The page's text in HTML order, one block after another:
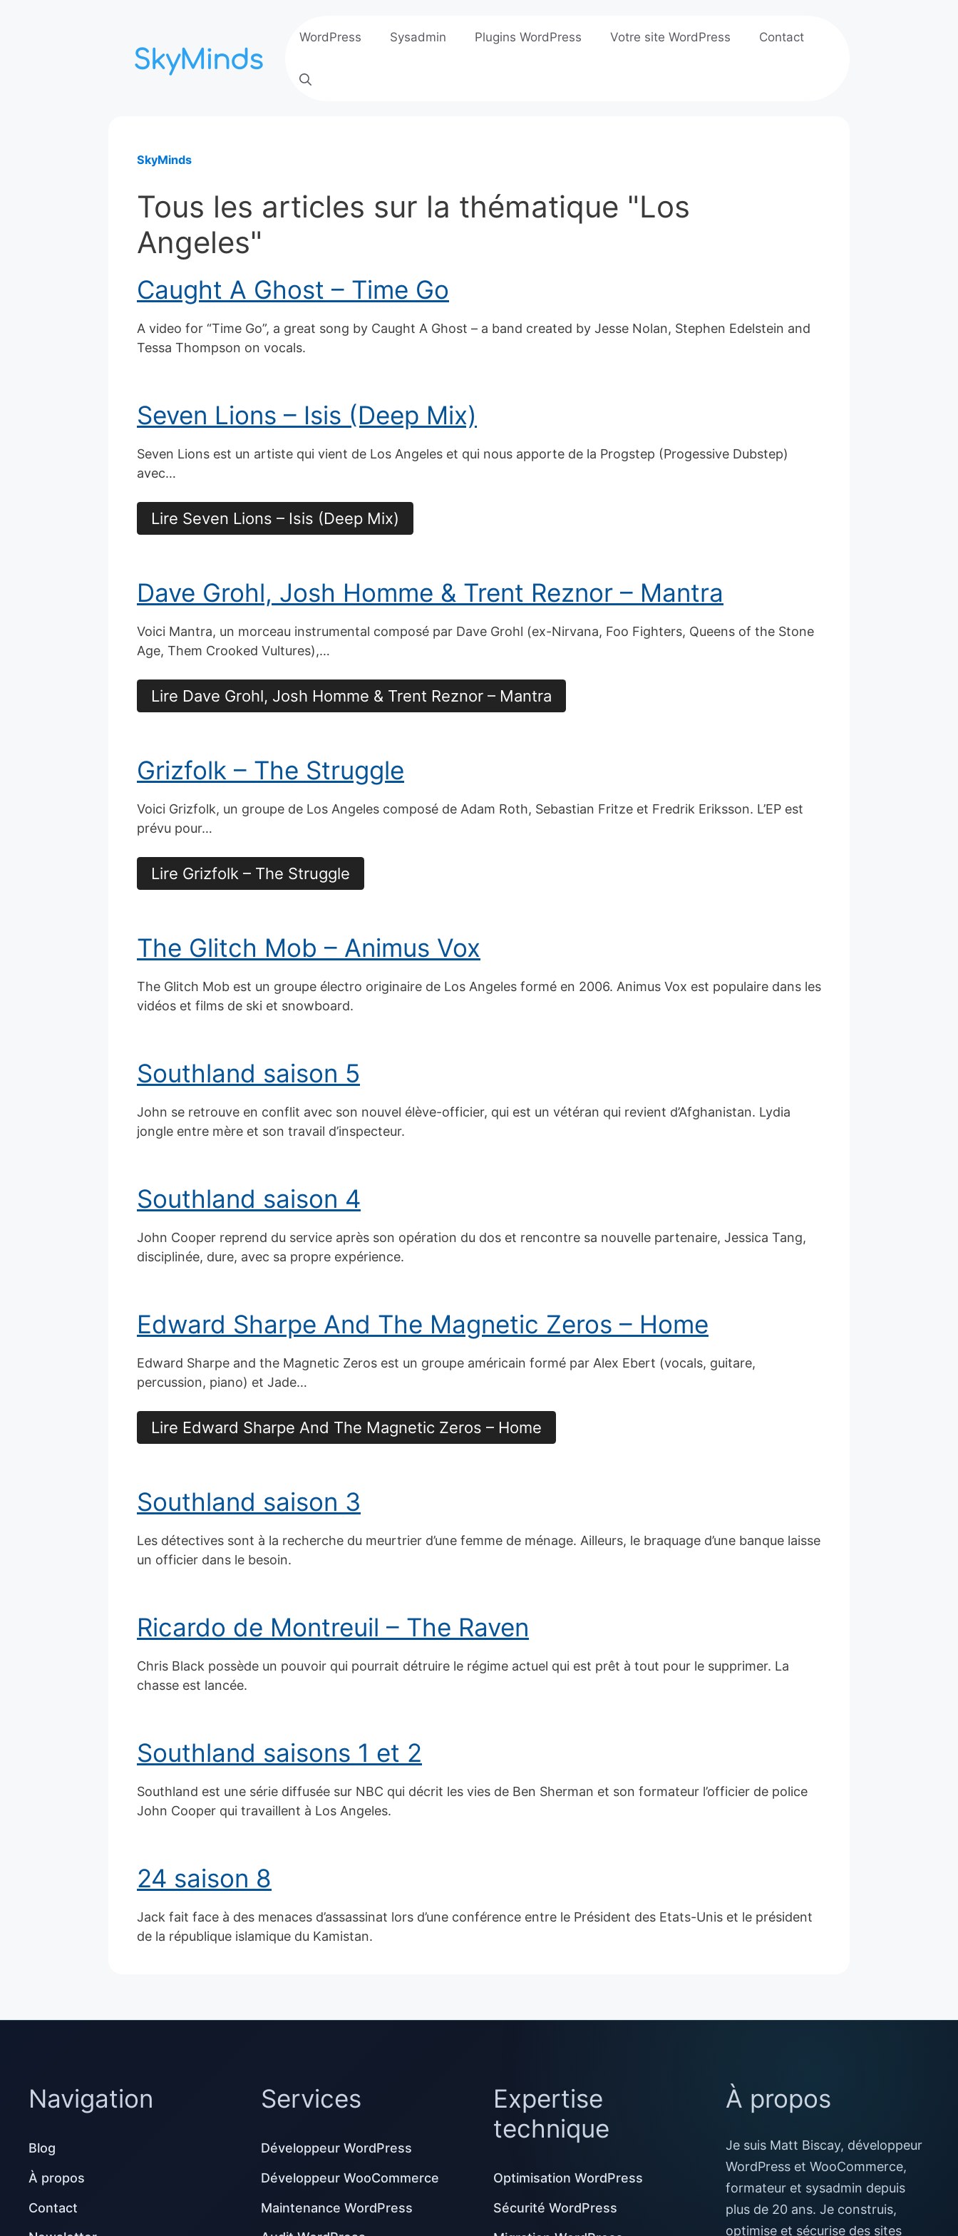
WordPress Sysadmin Plugins WordPress Votre site WordPress Contact
SkyMinds
Tous les articles sur la thématique "Los
Angeles"
Caught A Ghost – Time Go
A video for “Time Go”, a great song by Caught A Ghost – a band created by Jesse Nolan, Stephen Edelstein and
Tessa Thompson on vocals.
Seven Lions – Isis (Deep Mix)
Seven Lions est un artiste qui vient de Los Angeles et qui nous apporte de la Progstep (Progessive Dubstep)
avec…
Lire Seven Lions – Isis (Deep Mix)
Dave Grohl, Josh Homme & Trent Reznor – Mantra
Voici Mantra, un morceau instrumental composé par Dave Grohl (ex-Nirvana, Foo Fighters, Queens of the Stone
Age, Them Crooked Vultures),…
Lire Dave Grohl, Josh Homme & Trent Reznor – Mantra
Grizfolk – The Struggle
Voici Grizfolk, un groupe de Los Angeles composé de Adam Roth, Sebastian Fritze et Fredrik Eriksson. L’EP est
prévu pour…
Lire Grizfolk – The Struggle
The Glitch Mob – Animus Vox
The Glitch Mob est un groupe électro originaire de Los Angeles formé en 2006. Animus Vox est populaire dans les
vidéos et films de ski et snowboard.
Southland saison 5
John se retrouve en conflit avec son nouvel élève-officier, qui est un vétéran qui revient d’Afghanistan. Lydia
jongle entre mère et son travail d’inspecteur.
Southland saison 4
John Cooper reprend du service après son opération du dos et rencontre sa nouvelle partenaire, Jessica Tang,
disciplinée, dure, avec sa propre expérience.
Edward Sharpe And The Magnetic Zeros – Home
Edward Sharpe and the Magnetic Zeros est un groupe américain formé par Alex Ebert (vocals, guitare,
percussion, piano) et Jade…
Lire Edward Sharpe And The Magnetic Zeros – Home
Southland saison 3
Les détectives sont à la recherche du meurtrier d’une femme de ménage. Ailleurs, le braquage d’une banque laisse
un officier dans le besoin.
Ricardo de Montreuil – The Raven
Chris Black possède un pouvoir qui pourrait détruire le régime actuel qui est prêt à tout pour le supprimer. La
chasse est lancée.
Southland saisons 1 et 2
Southland est une série diffusée sur NBC qui décrit les vies de Ben Sherman et son formateur l’officier de police
John Cooper qui travaillent à Los Angeles.
24 saison 8
Jack fait face à des menaces d’assassinat lors d’une conférence entre le Président des Etats-Unis et le président
de la république islamique du Kamistan.
Navigation
Blog
À propos
Contact
Services
Développeur WordPress
Développeur WooCommerce
Maintenance WordPress
Expertise
technique
Optimisation WordPress
Sécurité WordPress
À propos
Je suis Matt Biscay, développeur
WordPress et WooCommerce,
formateur et sysadmin depuis
plus de 20 ans. Je construis,
optimise et sécurise des sites